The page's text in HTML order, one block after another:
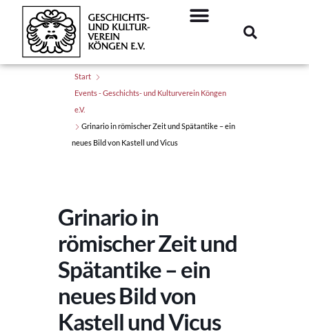
Start
Events - Geschichts- und Kulturverein Köngen
e.V.
Grinario in römischer Zeit und Spätantike – ein
neues Bild von Kastell und Vicus
Grinario in
römischer Zeit und
Spätantike – ein
neues Bild von
Kastell und Vicus